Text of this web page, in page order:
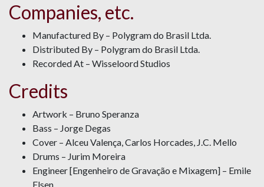
Companies, etc.
Manufactured By – Polygram do Brasil Ltda.
Distributed By – Polygram do Brasil Ltda.
Recorded At – Wisseloord Studios
Credits
Artwork – Bruno Speranza
Bass – Jorge Degas
Cover – Alceu Valença, Carlos Horcades, J.C. Mello
Drums – Jurim Moreira
Engineer [Engenheiro de Gravação e Mixagem] – Emile
Elsen